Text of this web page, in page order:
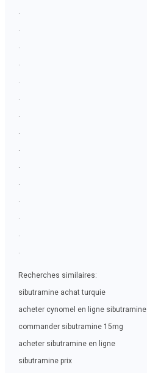
.
.
.
.
.
.
.
.
.
.
.
.
.
.
.
Recherches similaires:
sibutramine achat turquie
acheter cynomel en ligne sibutramine
commander sibutramine 15mg
acheter sibutramine en ligne
sibutramine prix